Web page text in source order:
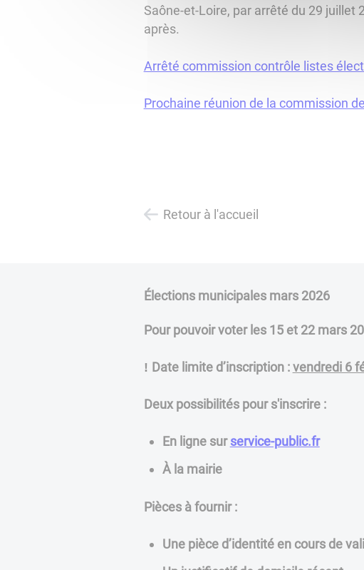
Saône-et-Loire, par arrêté du 29
après.
Arrêté commission contrôle listes
Prochaine réunion de la commission
Retour à l'accueil
Élections municipales mars 2026
Pour pouvoir voter les 15 et 22 mars
! Date limite d’inscription :vendredi 6
Deux possibilités pour s'inscrire :
En ligne surservice-public.fr
À la mairie
Pièces à fournir :
Une pièce d’identité en cours de